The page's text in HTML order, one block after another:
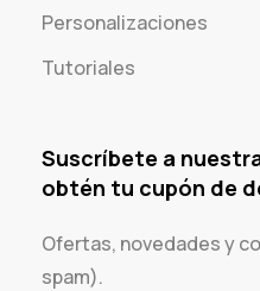
Personalizaciones
Tutoriales
Suscríbete a
obtén tu cupón de
Ofertas, novedades y
spam).